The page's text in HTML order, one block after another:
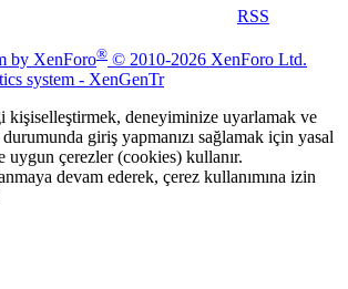
RSS
by XenForo® © 2010-2026 XenForo Ltd.
system - XenGenTr
kişiselleştirmek, deneyiminize uyarlamak ve
durumunda giriş yapmanızı sağlamak için yasal
uygun çerezler (cookies) kullanır.
devam ederek, çerez kullanımına izin